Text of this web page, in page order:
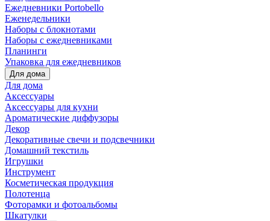
Ежедневники Portobello
Еженедельники
Наборы с блокнотами
Наборы с ежедневниками
Планинги
Упаковка для ежедневников
Для дома
Для дома
Аксессуары
Аксессуары для кухни
Ароматические диффузоры
Декор
Декоративные свечи и подсвечники
Домашний текстиль
Игрушки
Инструмент
Косметическая продукция
Полотенца
Фоторамки и фотоальбомы
Шкатулки